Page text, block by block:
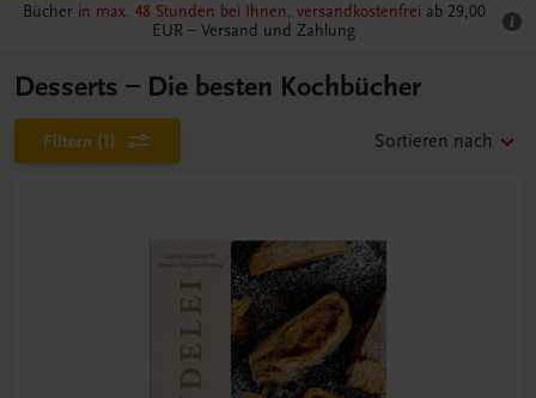
Bücher in max. 48 Stunden bei Ihnen, versandkostenfrei ab 29,00
EUR – Versand und Zahlung
Desserts – Die besten Kochbücher
Filtern (1) Sortieren nach